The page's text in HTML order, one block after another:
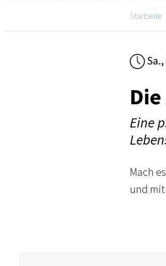
Startseite
Eine
Mach
und